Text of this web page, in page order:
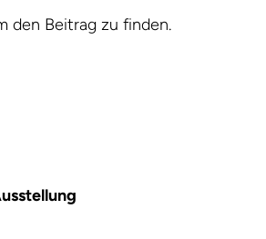
den Beitrag zu finden.